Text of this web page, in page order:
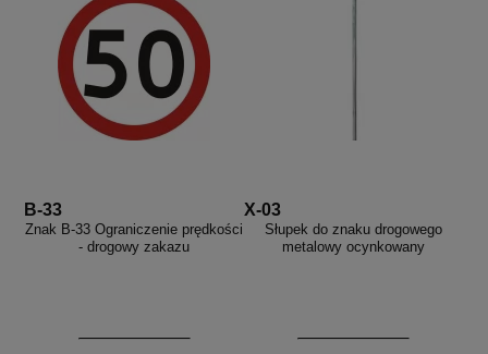
B-33
Znak B-33 Ograniczenie prędkości
- drogowy zakazu
X-03
Słupek do znaku drogowego
metalowy ocynkowany